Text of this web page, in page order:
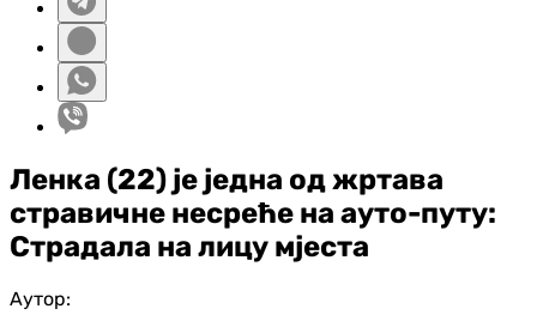
Ленка (22) је једна од жртава
стравичне несреће на ауто-путу:
Страдала на лицу мјеста
Аутор: